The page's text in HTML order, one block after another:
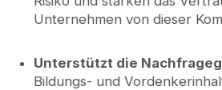
Unternehmen von dieser
Unterstützt die
Bildungs- und